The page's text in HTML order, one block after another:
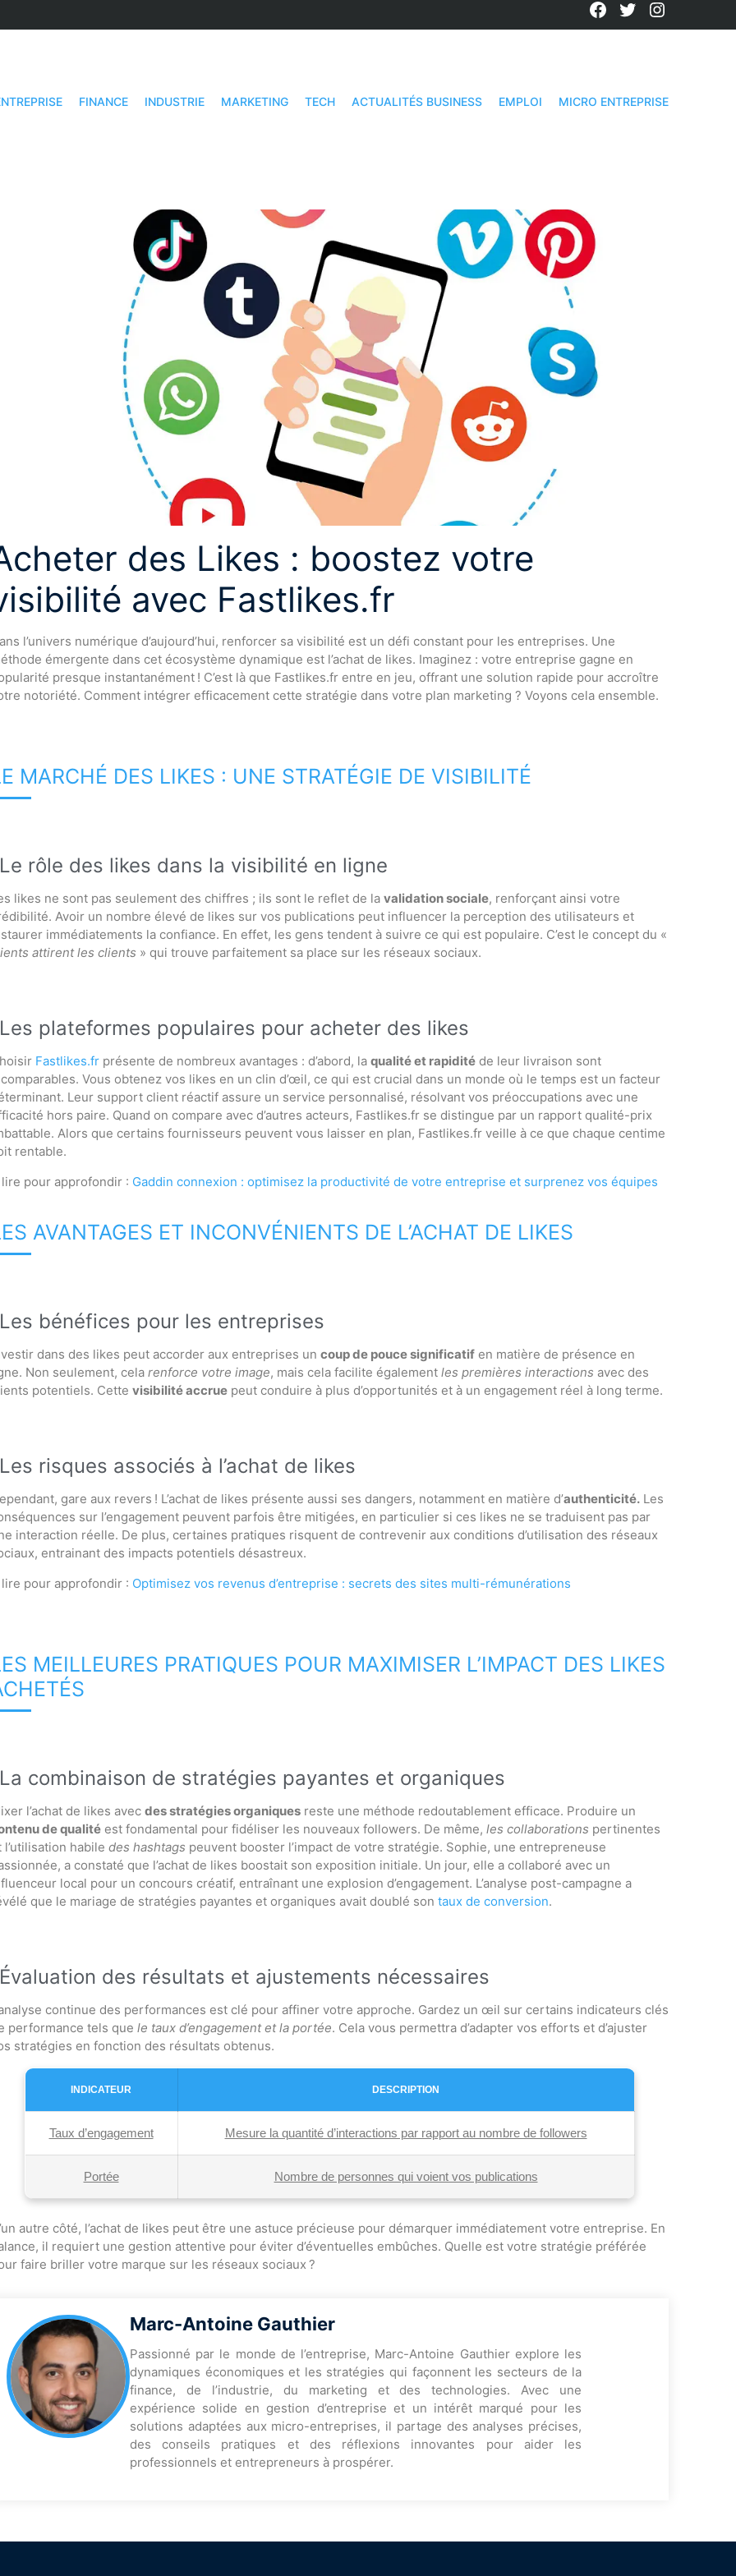
Facebook
Twitter
FINANCE INDUSTRIE MARKETING TECH ACTUALITÉS BUSINESS EMPLOI MICRO ENTREPRISE
des Likes : boostez votre
avec Fastlikes.fr
l’univers numérique d’aujourd’hui, renforcer sa visibilité est un défi constant pour les entreprises. Une
émergente dans cet écosystème dynamique est l’achat de likes. Imaginez : votre entreprise gagne en
presque instantanément ! C’est là que Fastlikes.fr entre en jeu, offrant une solution rapide pour accroître
notoriété. Comment intégrer efficacement cette stratégie dans votre plan marketing ? Voyons cela ensemble.
MARCHÉ DES LIKES : UNE STRATÉGIE DE VISIBILITÉ
Le rôle des likes dans la visibilité en ligne
likes ne sont pas seulement des chiffres ; ils sont le reflet de la validation sociale, renforçant ainsi votre
Avoir un nombre élevé de likes sur vos publications peut influencer la perception des utilisateurs et
immédiatements la confiance. En effet, les gens tendent à suivre ce qui est populaire. C’est le concept du «
attirent les clients » qui trouve parfaitement sa place sur les réseaux sociaux.
Les plateformes populaires pour acheter des likes
Fastlikes.fr présente de nombreux avantages : d’abord, la qualité et rapidité de leur livraison sont
Vous obtenez vos likes en un clin d’œil, ce qui est crucial dans un monde où le temps est un facteur
Leur support client réactif assure un service personnalisé, résolvant vos préoccupations avec une
hors paire. Quand on compare avec d’autres acteurs, Fastlikes.fr se distingue par un rapport qualité-prix
Alors que certains fournisseurs peuvent vous laisser en plan, Fastlikes.fr veille à ce que chaque centime
rentable.
lire pour approfondir : Gaddin connexion : optimisez la productivité de votre entreprise et surprenez vos équipes
AVANTAGES ET INCONVÉNIENTS DE L’ACHAT DE LIKES
Les bénéfices pour les entreprises
dans des likes peut accorder aux entreprises un coup de pouce significatif en matière de présence en
Non seulement, cela renforce votre image, mais cela facilite également les premières interactions avec des
potentiels. Cette visibilité accrue peut conduire à plus d’opportunités et à un engagement réel à long terme.
Les risques associés à l’achat de likes
gare aux revers ! L’achat de likes présente aussi ses dangers, notamment en matière d’authenticité. Les
sur l’engagement peuvent parfois être mitigées, en particulier si ces likes ne se traduisent pas par
interaction réelle. De plus, certaines pratiques risquent de contrevenir aux conditions d’utilisation des réseaux
entrainant des impacts potentiels désastreux.
lire pour approfondir : Optimisez vos revenus d’entreprise : secrets des sites multi-rémunérations
MEILLEURES PRATIQUES POUR MAXIMISER L’IMPACT DES LIKES
La combinaison de stratégies payantes et organiques
l’achat de likes avec des stratégies organiques reste une méthode redoutablement efficace. Produire un
de qualité est fondamental pour fidéliser les nouveaux followers. De même, les collaborations pertinentes
l’utilisation habile des hashtags peuvent booster l’impact de votre stratégie. Sophie, une entrepreneuse
a constaté que l’achat de likes boostait son exposition initiale. Un jour, elle a collaboré avec un
local pour un concours créatif, entraînant une explosion d’engagement. L’analyse post-campagne a
que le mariage de stratégies payantes et organiques avait doublé son taux de conversion.
Évaluation des résultats et ajustements nécessaires
continue des performances est clé pour affiner votre approche. Gardez un œil sur certains indicateurs clés
performance tels que le taux d’engagement et la portée. Cela vous permettra d’adapter vos efforts et d’ajuster
stratégies en fonction des résultats obtenus.
INDICATEUR DESCRIPTION
Taux d’engagement Mesure la quantité d’interactions par rapport au nombre de followers
Portée Nombre de personnes qui voient vos publications
autre côté, l’achat de likes peut être une astuce précieuse pour démarquer immédiatement votre entreprise. En
il requiert une gestion attentive pour éviter d’éventuelles embûches. Quelle est votre stratégie préférée
faire briller votre marque sur les réseaux sociaux ?
Marc-Antoine Gauthier
Passionné par le monde de l’entreprise, Marc-Antoine Gauthier explore les
dynamiques économiques et les stratégies qui façonnent les secteurs de la
finance, de l’industrie, du marketing et des technologies. Avec une
expérience solide en gestion d’entreprise et un intérêt marqué pour les
solutions adaptées aux micro-entreprises, il partage des analyses précises,
des conseils pratiques et des réflexions innovantes pour aider les
professionnels et entrepreneurs à prospérer.